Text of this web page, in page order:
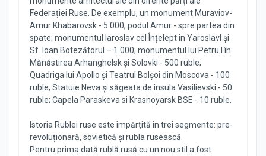
Federației Ruse. De exemplu, un monument Muraviov-
Amur Khabarovsk - 5 000, podul Amur - spre partea din
spate; monumentul Iaroslav cel Înțelept în Yaroslavl și
Sf. Ioan Botezătorul – 1 000; monumentul lui Petru I în
Mănăstirea Arhanghelsk și Solovki - 500 ruble;
Quadriga lui Apollo și Teatrul Bolșoi din Moscova - 100
ruble; Statuie Neva și săgeata de insula Vasilievski - 50
ruble; Capela Paraskeva si Krasnoyarsk BSE - 10 ruble.
Istoria Rublei ruse este împărțită în trei segmente: pre-
revoluționară, sovietică și rubla rusească.
Pentru prima dată rublă rusă cu un nou stil a fost